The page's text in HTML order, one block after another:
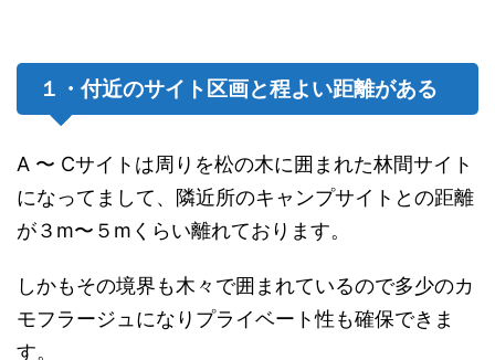
１・付近のサイト区画と程よい距離がある
A 〜 Cサイトは周りを松の木に囲まれた林間サイト
になってまして、隣近所のキャンプサイトとの距離
が３m〜５mくらい離れております。
しかもその境界も木々で囲まれているので多少のカ
モフラージュになりプライベート性も確保できま
す。